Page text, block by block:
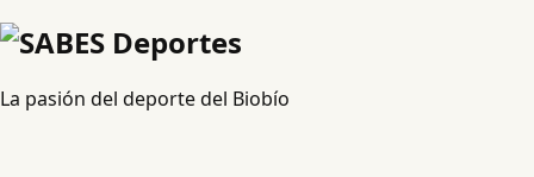
La pasión del deporte del Biobío